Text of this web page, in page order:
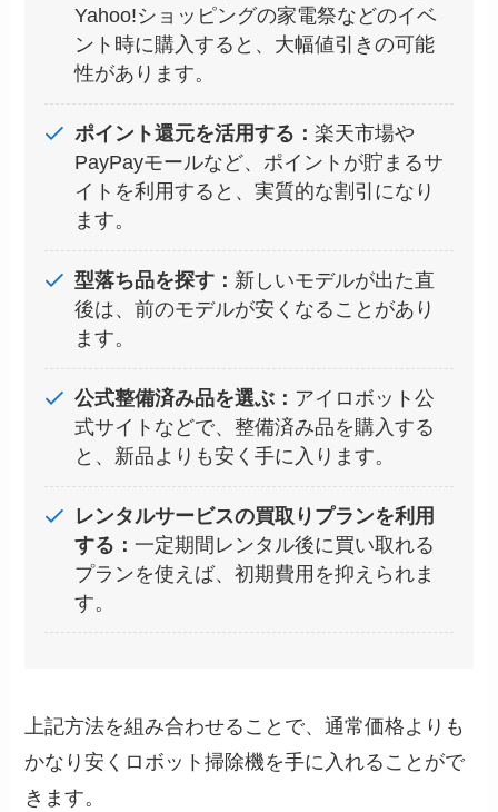
Yahoo!ショッピングの家電祭などのイベ
ント時に購入すると、大幅値引きの可能
性があります。
ポイント還元を活用する：楽天市場や
PayPayモールなど、ポイントが貯まるサ
イトを利用すると、実質的な割引になり
ます。
型落ち品を探す： 新しいモデルが出た直
後は、前のモデルが安くなることがあり
ます。
公式整備済み品を選ぶ： アイロボット公
式サイトなどで、整備済み品を購入する
と、新品よりも安く手に入ります。
レンタルサービスの買取りプランを利用
する：一定期間レンタル後に買い取れる
プランを使えば、初期費用を抑えられま
す。
上記方法を組み合わせることで、通常価格よりも
かなり安くロボット掃除機を手に入れることがで
きます。